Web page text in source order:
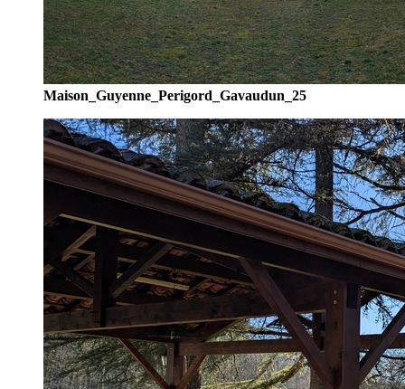
Maison_Guyenne_Perigord_Gavaudun_25